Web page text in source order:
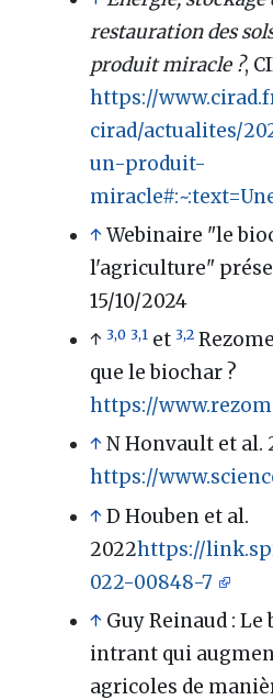
restauration des
produit miracle ?,
https://
cirad/actualites/
un-produit-
↑Webinaire "le
l'agriculture"
15/10/2024
↑3,0 3,1 et3,2
que le biochar ?
https://
↑N Honvault et al.
https://
↑D Houben et al.
2022https://
022-00848-7
↑ Guy Reinaud : Le
intrant qui
agricoles de